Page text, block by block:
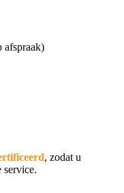
afspraak)
, zodat u
service.